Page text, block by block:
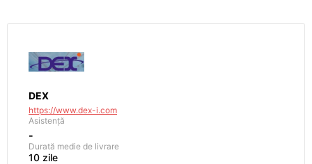
DEX
https://www.dex-i.com
Asistență
-
Durată medie de livrare
10 zile